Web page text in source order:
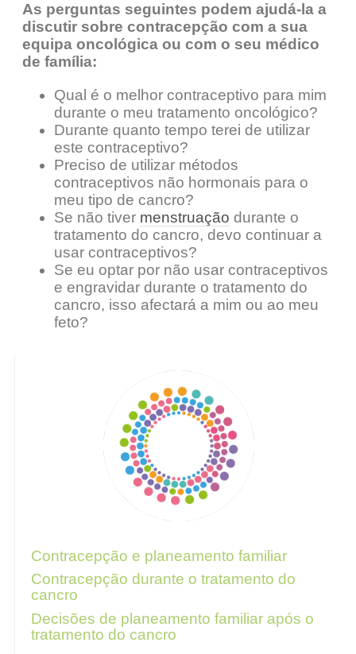
As perguntas seguintes podem ajudá-la a
discutir sobre contracepção com a sua
equipa oncológica ou com o seu médico
de família:
Qual é o melhor contraceptivo para mim
durante o meu tratamento oncológico?
Durante quanto tempo terei de utilizar
este contraceptivo?
Preciso de utilizar métodos
contraceptivos não hormonais para o
meu tipo de cancro?
Se não tiver menstruação durante o
tratamento do cancro, devo continuar a
usar contraceptivos?
Se eu optar por não usar contraceptivos
e engravidar durante o tratamento do
cancro, isso afectará a mim ou ao meu
feto?
Contracepção e planeamento familiar
Contracepção durante o tratamento do
cancro
Decisões de planeamento familiar após o
tratamento do cancro